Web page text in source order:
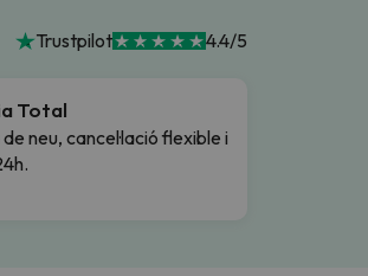
Trustpilot 4.4/5
Total
neu, cancel·lació flexible i